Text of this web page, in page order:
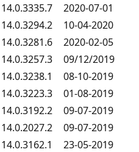
14.0.3335.7
2020-07-01
14.0.3294.2
10-04-2020
14.0.3281.6
2020-02-05
14.0.3257.3
09/12/2019
14.0.3238.1
08-10-2019
14.0.3223.3
01-08-2019
14.0.3192.2
09-07-2019
14.0.2027.2
09-07-2019
14.0.3162.1
23-05-2019